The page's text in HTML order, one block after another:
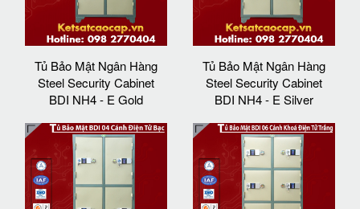
Tủ Bảo Mật Ngân Hàng
Steel Security Cabinet
BDI NH4 - E Gold
Tủ Bảo Mật Ngân Hàng
Steel Security Cabinet
BDI NH4 - E Silver